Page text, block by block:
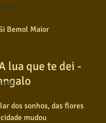
Bemol Maior
lua que te dei -
dos sonhos, das flores
mudou